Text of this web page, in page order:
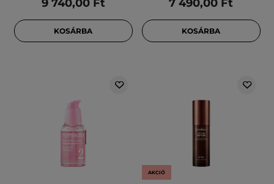
9 740,00 Ft
KOSÁRBA
7 490,00 Ft
KOSÁRBA
AKCIÓ